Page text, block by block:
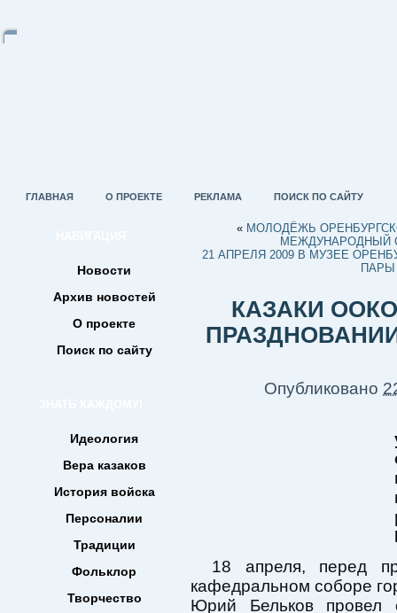
ГЛАВНАЯ О ПРОЕКТЕ РЕКЛАМА ПОИСК ПО САЙТУ
Новости
Архив новостей
О проекте
Поиск по сайту
Идеология
Вера казаков
История войска
Персоналии
Традиции
Фольклор
Творчество
« МОЛОДЁЖЬ
МЕЖДУНАРОДНЫЙ
21 АПРЕЛЯ 2009 В МУЗЕЕ
ПАРЫ
КАЗАКИ
Опубликовано
18 апреля, перед
кафедральном соборе
Юрий Бельков